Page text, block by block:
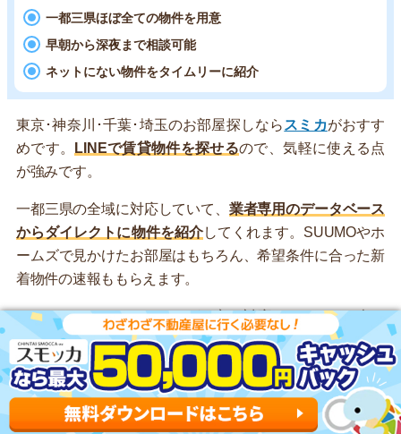
一都三県ほぼ全ての物件を用意
早朝から深夜まで相談可能
ネットにない物件をタイムリーに紹介
東京･神奈川･千葉･埼玉のお部屋探しなら スミカがおすす
めです。
LINEで賃貸物件を探せるので、気軽に使える点
が強みです。
一都三県の全域に対応していて、 業者専用のデータベース
からダイレクトに物件を紹介してくれます。SUUMOやホ
ームズで見かけたお部屋はもちろん、希望条件に合った新
着物件の速報ももらえます。
また、AIではなくスタッフが丁寧に対応しているのも大き
な特徴です。的外れな案内がないため、ストレスフリーと
評判が良いです。 夜間も営業している
ので、昼間は忙しい
人も、寝る前の数分を使ってお部屋を探してみましょう！
LINEで気軽にお部屋を探せる！